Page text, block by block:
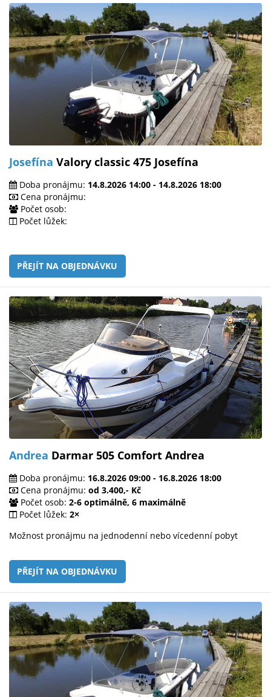
Josefína Valory classic 475 Josefína
Doba pronájmu: 14.8.2026 14:00 - 14.8.2026 18:00
Cena pronájmu:
Počet osob:
Počet lůžek:
PŘEJÍT NA OBJEDNÁVKU
Andrea Darmar 505 Comfort Andrea
Doba pronájmu: 16.8.2026 09:00 - 16.8.2026 18:00
Cena pronájmu: od 3.400,- Kč
Počet osob: 2-6 optimálně, 6 maximálně
Počet lůžek: 2×
Možnost pronájmu na jednodenní nebo vícedenní pobyt
PŘEJÍT NA OBJEDNÁVKU